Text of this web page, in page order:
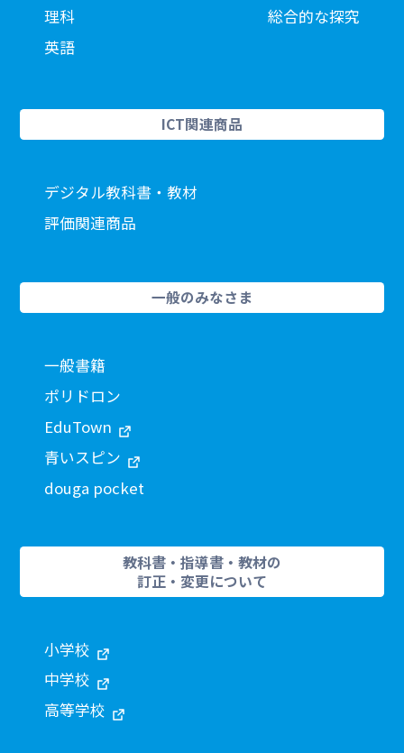
理科
英語
総合的な探究
ICT関連商品
デジタル教科書・教材
評価関連商品
一般のみなさま
一般書籍
ポリドロン
EduTown
青いスピン
douga pocket
教科書・指導書・教材の
訂正・変更について
小学校
中学校
高等学校